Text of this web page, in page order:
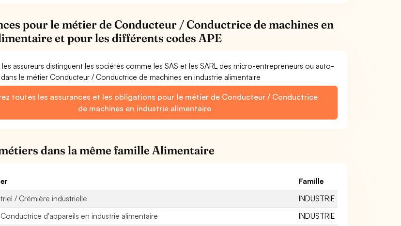
pour le métier de Conducteur / Conductrice de machines en
et pour les différents codes APE
assureurs distinguent les sociétés comme les SAS et les SARL des micro-entrepreneurs ou auto-
le métier Conducteur / Conductrice de machines en industrie alimentaire
toutes les assurances et les obligations pour le métier de Conducteur / Conductrice
de machines en industrie alimentaire
dans la même famille Alimentaire
Famille
/ Crémière industrielle
INDUSTRIE
d'appareils en industrie alimentaire
INDUSTRIE